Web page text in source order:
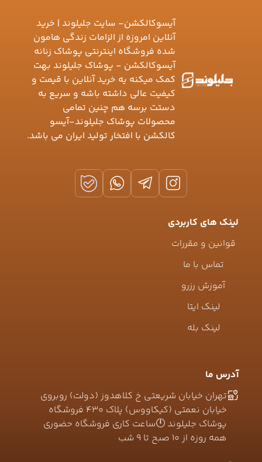
آیسوکالکشن- سایت جلیلوند | خرید
آنلاین امروزه از الزامات زندگی هامون
شده فروشگاه اینترنتی پوشاک زنانه
آیسوکالکشن - پوشاک جلیلوند بهت
کمک میکنه یه خرید آنلاین با قیمت و
کیفیت عالی داشته باشه و سریع به
دستت برسه هم چنین تمامی
محصولات پوشاک جلیلوند-آیسو
کالکشن با افتخار تولید ایران می باشد.
لینک های کاربردی
قوانین و مقررات
تماس با ما
آموزش رزرو
لینک ایتا
لینک بله
آدرس ما
تهران خیابان شریعتی خ کلاهدوز (دولت) روبروی
خیابان نعمتی (کیکاووس) پلاک ۴۳۰ فروشگاه
پوشاک جلیلوند 🕛ساعت کاری فروشگاه حضوری
همه روزه از ۱۰ صبح تا ۹ شب